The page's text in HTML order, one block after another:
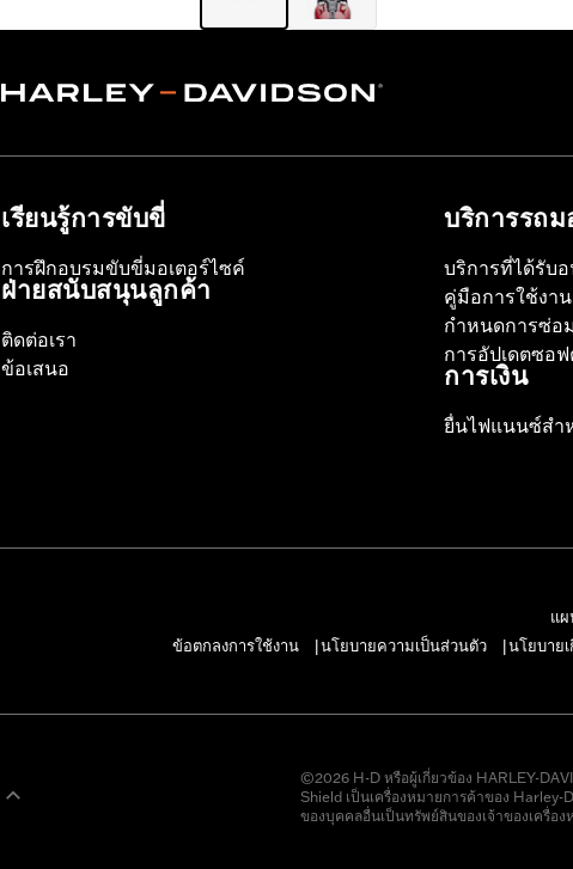
เรียนรู้การขับขี่
การฝึกอบรมขับขี่มอเตอร์ไซค์
ฝ่ายสนับสนุนลูกค้า
ติดต่อเรา
ข้อเสนอ
บริการรถม
บริการที่ได้รับ
คู่มือการใช้งาน
กำหนดการซ่อ
การอัปเดตซอ
การเงิน
ยื่นไฟแนนซ์สำ
แผ
ข้อตกลงการใช้งาน
นโยบายความเป็นส่วนตัว นโยบาย
©2026 H-D หรือผู้เกี่ยวข้อง HARLEY-
Shield เป็นเครื่องหมายการค้าของ Harley-
ของบุคคลอื่นเป็นทรัพย์สินของเจ้าของเครื่อ